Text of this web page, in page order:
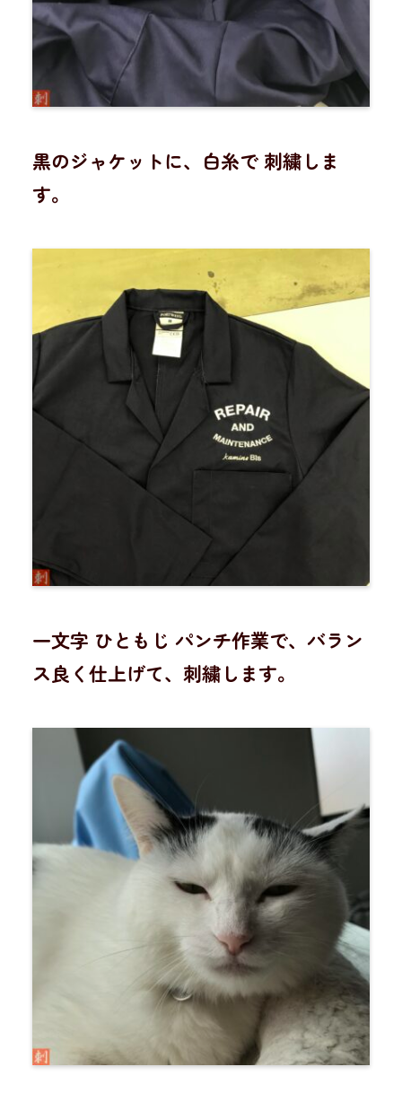
黒のジャケットに、白糸で 刺繍しま
す。
一文字 ひともじ パンチ作業で、バラン
ス良く仕上げて、刺繍します。